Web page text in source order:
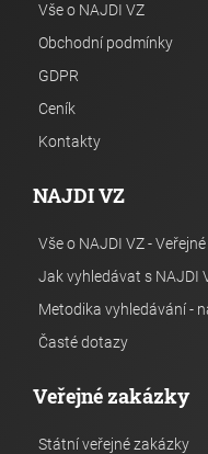
Vše o NAJDI VZ
Obchodní podmínky
GDPR
Ceník
Kontakty
NAJDI VZ
Vše o NAJDI VZ -
Jak vyhledávat s NAJDI
Metodika vyhledávání -
Časté dotazy
Veřejné zakázky
Státní veřejné zakázky